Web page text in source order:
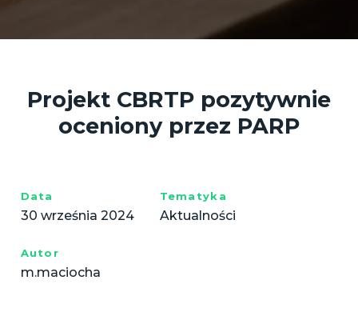
Projekt CBRTP pozytywnie
oceniony przez PARP
Data
30 września 2024
Tematyka
Aktualności
Autor
m.maciocha